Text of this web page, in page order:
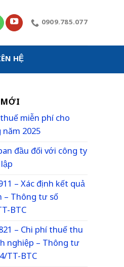
0909.785.077
HỆ
miễn phí cho
2025
đầu đối với công ty
– Xác định kết quả
– Thông tư số
BTC
– Chi phí thuế thu
nghiệp – Thông tư
TT-BTC